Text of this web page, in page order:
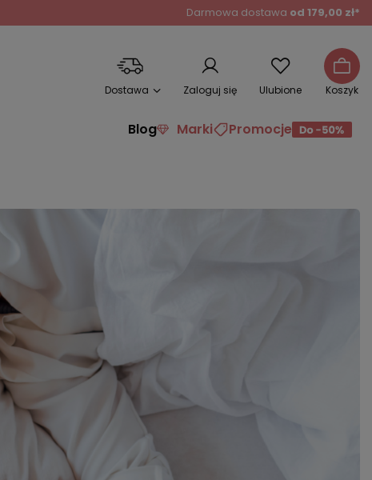
Darmowa dostawa od 179,00 zł*
Dostawa Zaloguj się Ulubione Koszyk
Blog Marki Promocje